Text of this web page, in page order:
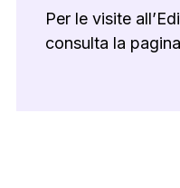
Per le visite
consulta la pagina